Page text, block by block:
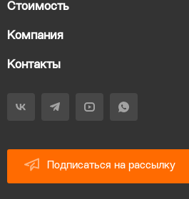
Стоимость
Компания
Контакты
Подписаться на рассылку